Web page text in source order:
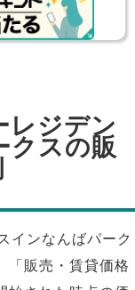
レジデン
クスの販
インなんばパーク
「販売・賃貸価格